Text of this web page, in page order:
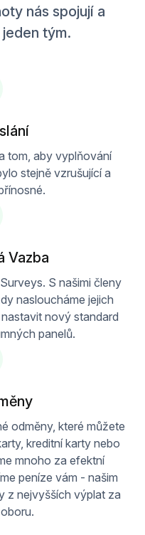
nás spojují a
tým.
tom, aby vyplňování
stejně vzrušující a
Vazba
S našimi členy
nasloucháme jejich
nový standard
panelů.
odměny, které můžete
kreditní karty nebo
mnoho za efektní
peníze vám - našim
z nejvyšších výplat za